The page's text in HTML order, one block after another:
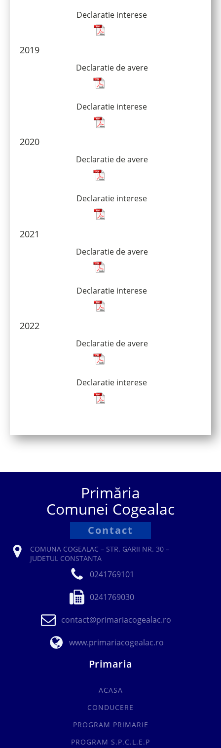
Declaratie interese
2019
Declaratie de avere
Declaratie interese
2020
Declaratie de avere
Declaratie interese
2021
Declaratie de avere
Declaratie interese
2022
Declaratie de avere
Declaratie interese
Primăria
Comunei Cogealac
Contact
COMUNA COGEALAC – STR. GARII NR. 30 –
JUDETUL CONSTANTA
0241769101
0241769030
contact@primariacogealac.ro
www.primariacogealac.ro
Primaria
ACASA
CONDUCERE
PROGRAM PRIMARIE
PROGRAM S.P.C.L.E.P